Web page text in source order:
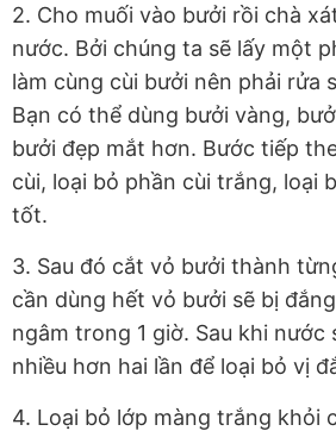
2. Cho muối vào bưởi rồi chà
nước. Bởi chúng ta sẽ lấy một
làm cùng cùi bưởi nên phải rửa
Bạn có thể dùng bưởi vàng,
bưởi đẹp mắt hơn. Bước tiếp
cùi, loại bỏ phần cùi trắng, loại
tốt.
3. Sau đó cắt vỏ bưởi thành
cần dùng hết vỏ bưởi sẽ bị
ngâm trong 1 giờ. Sau khi nước
nhiều hơn hai lần để loại bỏ vị
4. Loại bỏ lớp màng trắng khỏi